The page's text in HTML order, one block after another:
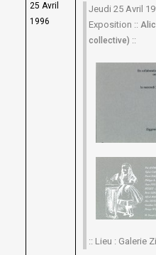
25 Avril
1996
Jeudi 25 Avril
Exposition ::
collective) ::
:: Lieu : Galerie